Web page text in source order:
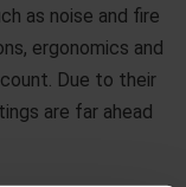
as noise and fire
ergonomics and
Due to their
are far ahead